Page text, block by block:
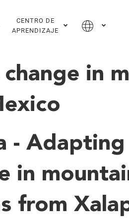
CENTRO DE
APRENDIZAJE
in
-
in
from